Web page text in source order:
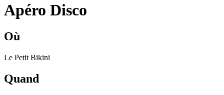
Apéro Disco
Où
Le Petit Bikini
Quand